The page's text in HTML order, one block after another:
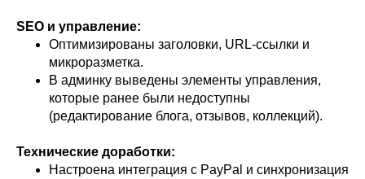
SEO и управление:
Оптимизированы заголовки, URL-ссылки и
микроразметка.
В админку выведены элементы управления,
которые ранее были недоступны
(редактирование блога, отзывов, коллекций).
Технические доработки:
Настроена интеграция с PayPal и синхронизация